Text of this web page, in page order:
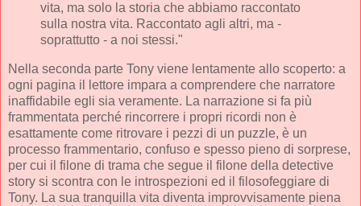
vita, ma solo la storia che abbiamo raccontato
sulla nostra vita. Raccontato agli altri, ma -
soprattutto - a noi stessi."
Nella seconda parte Tony viene lentamente allo scoperto: a
ogni pagina il lettore impara a comprendere che narratore
inaffidabile egli sia veramente. La narrazione si fa più
frammentata perché rincorrere i propri ricordi non è
esattamente come ritrovare i pezzi di un puzzle, è un
processo frammentario, confuso e spesso pieno di sorprese,
per cui il filone di trama che segue il filone della detective
story si scontra con le introspezioni ed il filosofeggiare di
Tony. La sua tranquilla vita diventa improvvisamente piena